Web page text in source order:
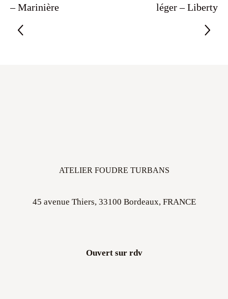
– Marinière
léger – Liberty
ATELIER FOUDRE TURBANS
45 avenue Thiers, 33100 Bordeaux, FRANCE
Ouvert sur rdv